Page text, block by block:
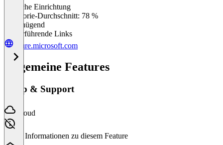
Einfache Einrichtung
Kategorie-Durchschnitt: 78 %
Ungenügend
Weiterführende Links
azure.microsoft.com
Allgemeine Features
Setup & Support
Cloud
Keine Informationen zu diesem Feature